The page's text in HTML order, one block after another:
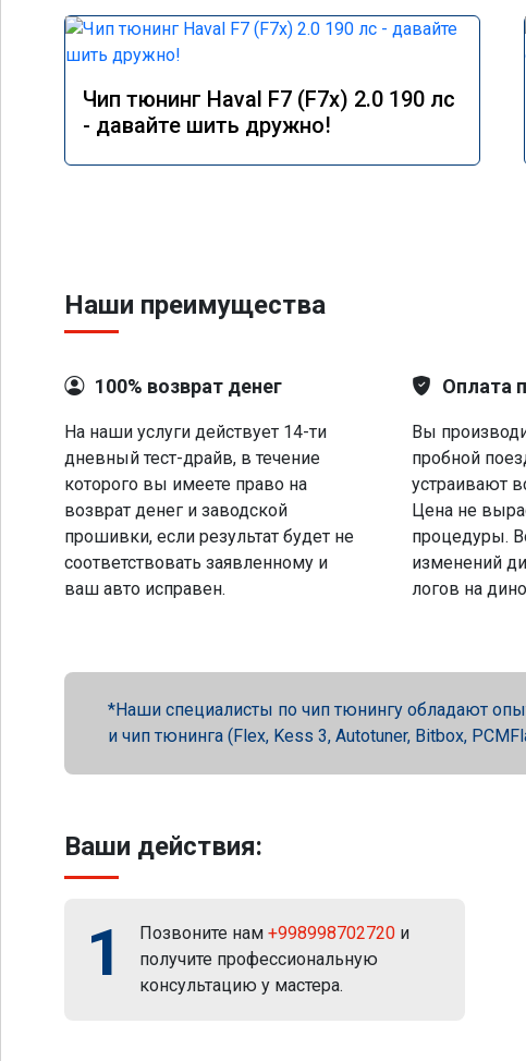
Чип тюнинг Haval F7 (F7x) 2.0 190 лс
- давайте шить дружно!
Наши преимущества
100% возврат денег
На наши услуги действует 14-ти
дневный тест-драйв, в течение
которого вы имеете право на
возврат денег и заводской
прошивки, если результат будет не
соответствовать заявленному и
ваш авто исправен.
Оплата
Вы
пробной
устраивают
Цена не
процедуры.
изменений
логов на
Наши специалисты по чип тюнингу обладают
и чип тюнинга (Flex, Kess 3, Autotuner, Bitbox,
Ваши действия:
1 Позвоните нам +998998702720 и
получите профессиональную
консультацию у мастера.